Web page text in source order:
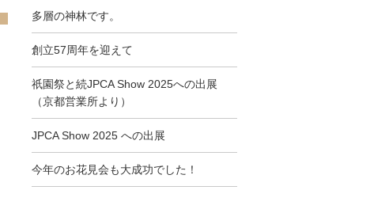
多層の神林です。
創立57周年を迎えて
祇園祭と続JPCA Show 2025への出展
（京都営業所より）
JPCA Show 2025 への出展
今年のお花見会も大成功でした！